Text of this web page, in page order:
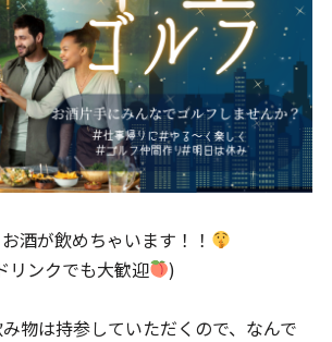
酒が飲めちゃいます！！
リンクでも大歓迎
)
物は持参していただくので、なんで